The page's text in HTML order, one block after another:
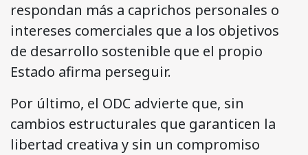
respondan más a caprichos personales o
intereses comerciales que a los objetivos
de desarrollo sostenible que el propio
Estado afirma perseguir.
Por último, el ODC advierte que, sin
cambios estructurales que garanticen la
libertad creativa y sin un compromiso